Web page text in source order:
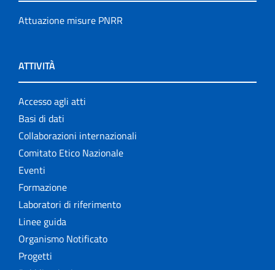
Attuazione misure PNRR
ATTIVITÀ
Accesso agli atti
Basi di dati
Collaborazioni internazionali
Comitato Etico Nazionale
Eventi
Formazione
Laboratori di riferimento
Linee guida
Organismo Notificato
Progetti